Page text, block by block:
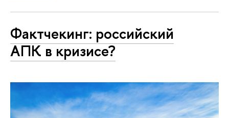
Фактчекинг: российский
АПК в кризисе?